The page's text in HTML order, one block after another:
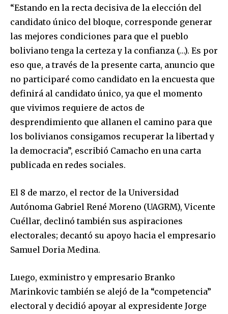
“Estando en la recta decisiva de la elección del
candidato único del bloque, corresponde generar
las mejores condiciones para que el pueblo
boliviano tenga la certeza y la confianza (…). Es por
eso que, a través de la presente carta, anuncio que
no participaré como candidato en la encuesta que
definirá al candidato único, ya que el momento
que vivimos requiere de actos de
desprendimiento que allanen el camino para que
los bolivianos consigamos recuperar la libertad y
la democracia”, escribió Camacho en una carta
publicada en redes sociales.
El 8 de marzo, el rector de la Universidad
Autónoma Gabriel René Moreno (UAGRM), Vicente
Cuéllar, declinó también sus aspiraciones
electorales; decantó su apoyo hacia el empresario
Samuel Doria Medina.
Luego, exministro y empresario Branko
Marinkovic también se alejó de la “competencia”
electoral y decidió apoyar al expresidente Jorge